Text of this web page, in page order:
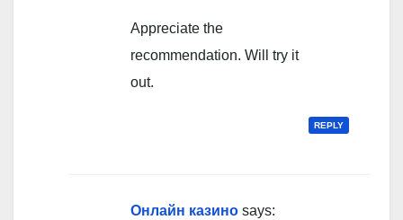
Appreciate the
recommendation. Will try it
out.
REPLY
Онлайн казино says: